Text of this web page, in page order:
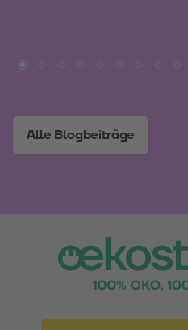
Alle Blogbeiträge